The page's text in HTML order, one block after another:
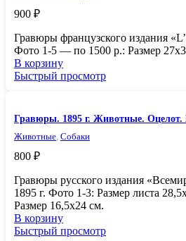
900 ₽
Гравюры французского издания
Фото 1-5 — по 1500 р.: Размер
В корзину
Быстрый просмотр
Гравюры. 1895 г. Животные.
Животные Собаки
800 ₽
Гравюры русского издания
1895 г. Фото 1-3: Размер листа
Размер 16,5х24 см.
В корзину
Быстрый просмотр